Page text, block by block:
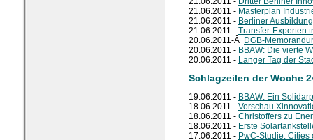
21.06.2011 - Masterplan
21.06.2011 - Berliner
21.06.2011 - Transfer-Experten
20.06.2011-Â DGB-
20.06.2011 - BBAW: Die vierte
20.06.2011 - Langer Tag der
Schlagzeilen der Woche
19.06.2011 - BBAW: Ein
18.06.2011 - Vorschau
18.06.2011 - Christoffers zu
18.06.2011 - Erste
17.06.2011 - PwC-Studie: Cities